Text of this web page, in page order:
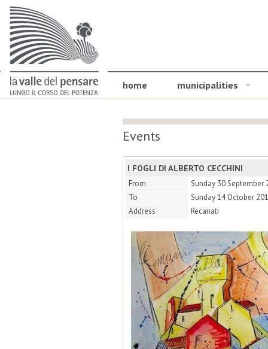
home municipalities
Events
I FOGLI DI ALBERTO CECCHINI
From
Sunday 30 September
To
Sunday 14 October
Address
Recanati